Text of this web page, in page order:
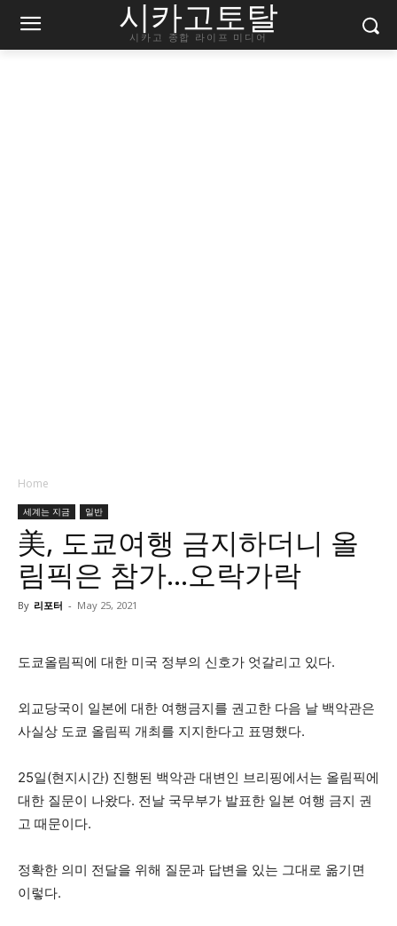
시카고토탈
시카고 종합 라이프 미디어
Home
세계는 지금 일반
美, 도쿄여행 금지하더니 올
림픽은 참가…오락가락
By 리포터 - May 25, 2021
도쿄올림픽에 대한 미국 정부의 신호가 엇갈리고 있다.
외교당국이 일본에 대한 여행금지를 권고한 다음 날 백악관은
사실상 도쿄 올림픽 개최를 지지한다고 표명했다.
25일(현지시간) 진행된 백악관 대변인 브리핑에서는 올림픽에
대한 질문이 나왔다. 전날 국무부가 발표한 일본 여행 금지 권
고 때문이다.
정확한 의미 전달을 위해 질문과 답변을 있는 그대로 옮기면
이렇다.